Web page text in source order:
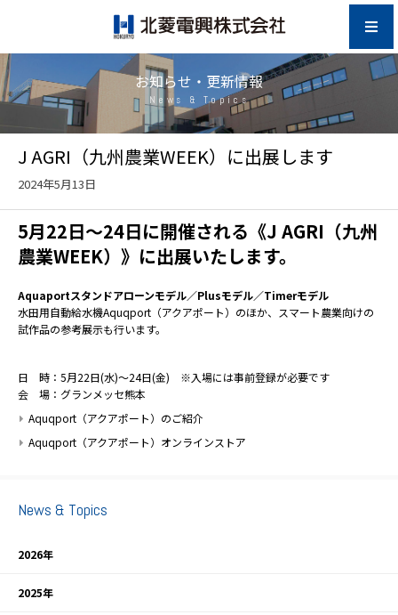
お知らせ・更新情報
News & Topics
J AGRI（九州農業WEEK）に出展します
2024年5月13日
5月22日～24日に開催される《J AGRI（九州
農業WEEK）》に出展いたします。
Aquaportスタンドアローンモデル／Plusモデル／Timerモデル
水田用自動給水機Aquqport（アクアポート）のほか、スマート農業向けの
試作品の参考展示も行います。
日 時：5月22日(水)～24日(金) ※入場には事前登録が必要です
会 場：グランメッセ熊本
Aquqport（アクアポート）のご紹介
Aquqport（アクアポート）オンラインストア
News & Topics
2026年
2025年